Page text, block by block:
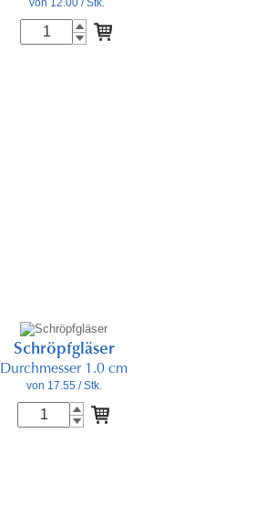
von 12.00/ Stk.
Schröpfgläser
Durchmesser 1.0 cm
von 17.55 / Stk.